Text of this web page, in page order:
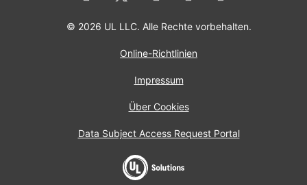
© 2026 UL LLC. Alle Rechte vorbehalten.
Online-Richtlinien
Impressum
Über Cookies
Data Subject Access Request Portal